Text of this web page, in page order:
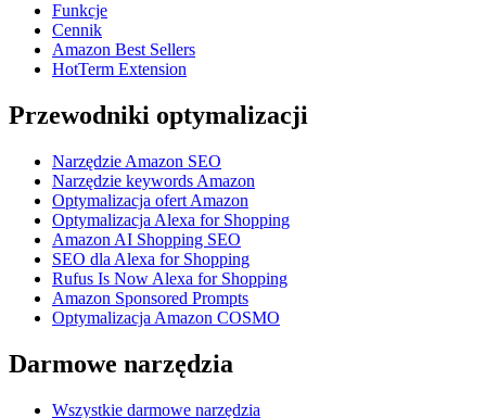
Funkcje
Cennik
Amazon Best Sellers
HotTerm Extension
Przewodniki optymalizacji
Narzędzie Amazon SEO
Narzędzie keywords Amazon
Optymalizacja ofert Amazon
Optymalizacja Alexa for Shopping
Amazon AI Shopping SEO
SEO dla Alexa for Shopping
Rufus Is Now Alexa for Shopping
Amazon Sponsored Prompts
Optymalizacja Amazon COSMO
Darmowe narzędzia
Wszystkie darmowe narzędzia